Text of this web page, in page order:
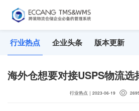
行业热点 企业头条 版本更新
海外仓想要对接USPS物流
行业热点 ｜ 2023-06-19